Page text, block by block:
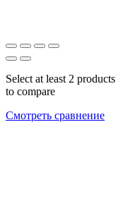
Select at least 2 products
to compare
Смотреть сравнение